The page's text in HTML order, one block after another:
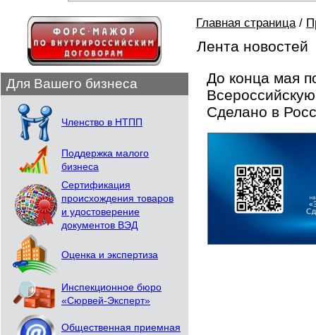
Для Вашего бизнеса
Членство в НТПП
Поддержка малого
бизнеса
Сертификация
происхождения товаров
и удостоверение
документов ВЭД
Оценка и экспертиза
Инспекционное бюро
«Сюрвей-Эксперт»
Общественная приемная
Главная страница/
Лента новостей
До конца мая
Сделано в